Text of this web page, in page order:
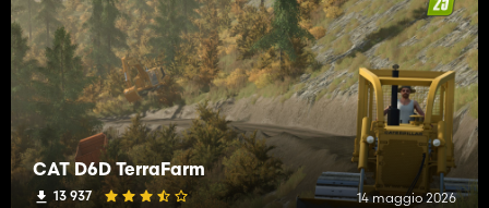
CAT D6D TerraFarm
13 937 14 maggio 2026